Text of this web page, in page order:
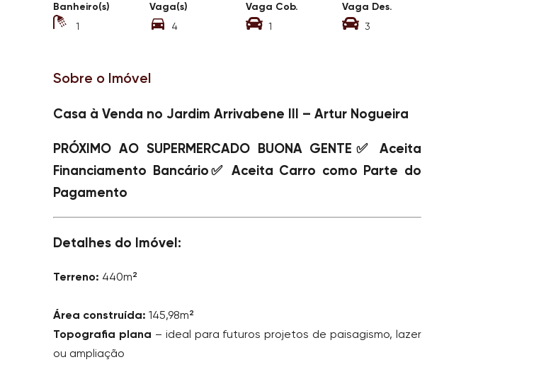
Banheiro(s)
1
Vaga(s)
4
Vaga Cob.
1
Vaga Des.
3
Sobre o Imóvel
Casa à Venda no Jardim Arrivabene III – Artur Nogueira
PRÓXIMO AO SUPERMERCADO BUONA GENTE ✅Aceita
Financiamento Bancário✅ Aceita Carro como Parte do
Pagamento
Detalhes do Imóvel:
Terreno: 440m²
Área construída: 145,98m²
Topografia plana – ideal para futuros projetos de paisagismo, lazer
ou ampliação